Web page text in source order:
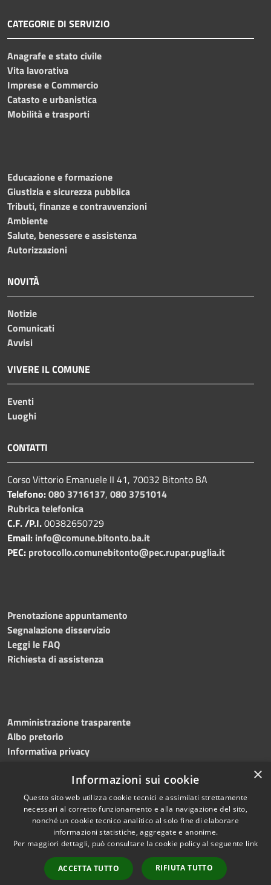
CATEGORIE DI SERVIZIO
Anagrafe e stato civile
Vita lavorativa
Imprese e Commercio
Catasto e urbanistica
Mobilità e trasporti
Educazione e formazione
Giustizia e sicurezza pubblica
Tributi, finanze e contravvenzioni
Ambiente
Salute, benessere e assistenza
Autorizzazioni
NOVITÀ
Notizie
Comunicati
Avvisi
VIVERE IL COMUNE
Eventi
Luoghi
CONTATTI
Corso Vittorio Emanuele II 41, 70032 Bitonto BA
Telefono:080 3716137, 080 3751014
Rubrica telefonica
C.F. /P.I.00382650729
Email: info@comune.bitonto.ba.it
PEC: protocollo.comunebitonto@pec.rupar.puglia.it
Prenotazione appuntamento
Segnalazione disservizio
Leggi le FAQ
Richiesta di assistenza
Amministrazione trasparente
Albo pretorio
Informativa privacy
Dichiarazione di accessibilità Meccanismo di feedback
RSS
Accessibilità
Copyright © 2026 • Comune di
Bitonto • Powered by
Municipium•
Accesso
×
Informazioni sui cookie
Questo sito web utilizza cookie tecnici e assimilati strettamente
necessari al corretto funzionamento e alla navigazione del sito,
nonché un cookie tecnico analitico al solo fine di elaborare
informazioni statistiche, aggregate e anonime.
Per maggiori dettagli, può consultare la cookie policy al seguente link
ACCETTA TUTTO RIFIUTA TUTTO